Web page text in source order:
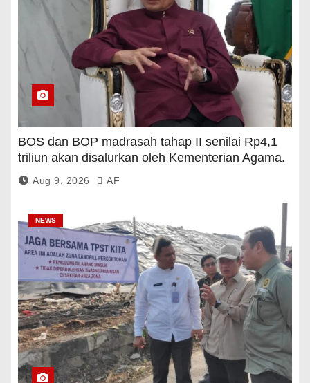
BOS dan BOP madrasah tahap II senilai Rp4,1
triliun akan disalurkan oleh Kementerian Agama.
Aug 9, 2026 AF
NEWS